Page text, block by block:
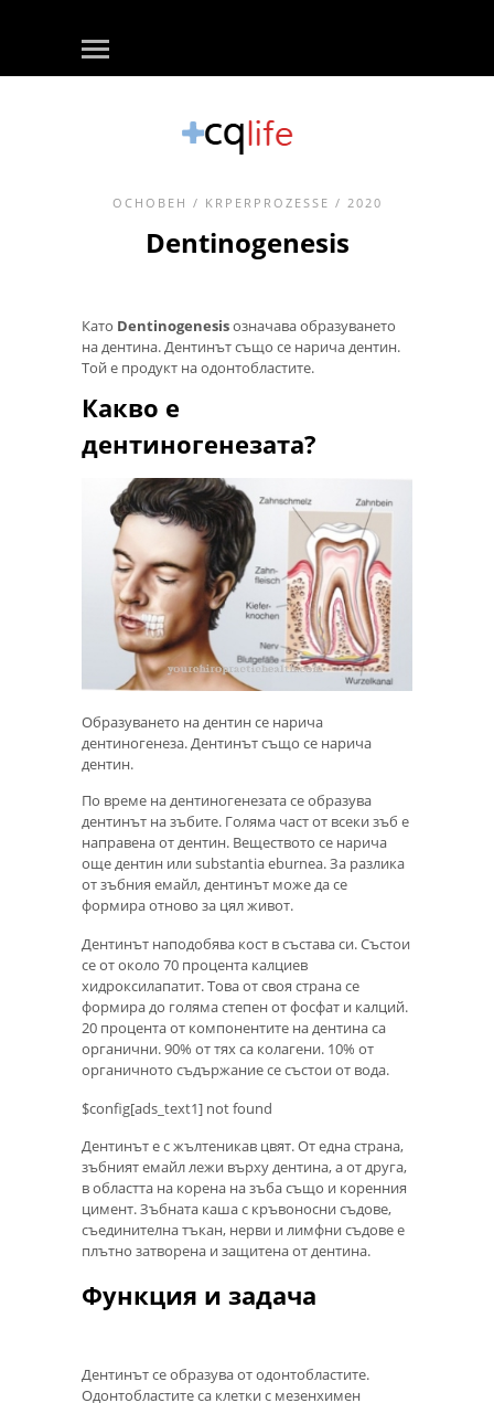
ОСНОВЕН / KRPERPROZESSE / 2020
Dentinogenesis
Като Dentinogenesisозначава образуването
на дентина. Дентинът също се нарича дентин.
Той е продукт на одонтобластите.
Какво е
дентиногенезата?
Образуването на дентин се нарича
дентиногенеза. Дентинът също се нарича
дентин.
По време на дентиногенезата се образува
дентинът на зъбите. Голяма част от всеки зъб е
направена от дентин. Веществото се нарича
още дентин или substantia eburnea. За разлика
от зъбния емайл, дентинът може да се
формира отново за цял живот.
Дентинът наподобява кост в състава си. Състои
се от около 70 процента калциев
хидроксилапатит. Това от своя страна се
формира до голяма степен от фосфат и калций.
20 процента от компонентите на дентина са
органични. 90% от тях са колагени. 10% от
органичното съдържание се състои от вода.
$config[ads_text1] not found
Дентинът е с жълтеникав цвят. От една страна,
зъбният емайл лежи върху дентина, а от друга,
в областта на корена на зъба също и коренния
цимент. Зъбната каша с кръвоносни съдове,
съединителна тъкан, нерви и лимфни съдове е
плътно затворена и защитена от дентина.
Функция и задача
Дентинът се образува от одонтобластите.
Одонтобластите са клетки с мезенхимен